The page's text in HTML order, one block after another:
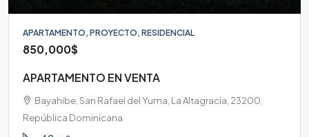
APARTAMENTO, PROYECTO, RESIDENCIAL
850,000$
APARTAMENTO EN VENTA
Bayahíbe, San Rafael del Yuma, La Altagracia, 23200,
República Dominicana